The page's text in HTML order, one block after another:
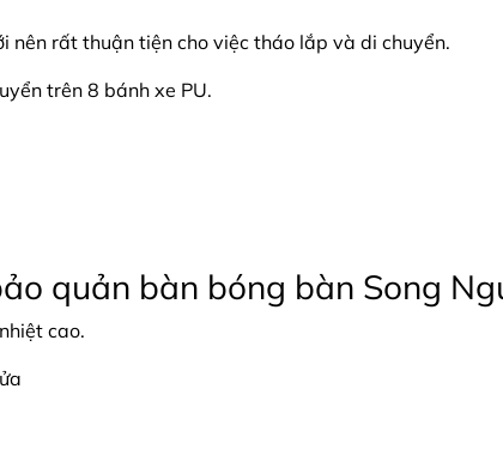
nên rất thuận tiện cho việc tháo lắp và di chuyển.
trên 8 bánh xe PU.
quản bàn bóng bàn Song
cao.